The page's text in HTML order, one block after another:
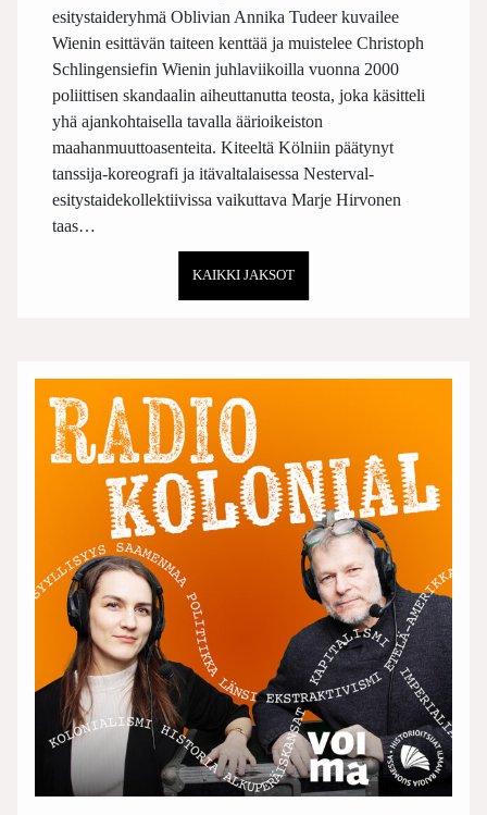
esitystaideryhmä Oblivian Annika Tudeer kuvailee
Wienin esittävän taiteen kenttää ja muistelee Christoph
Schlingensiefin Wienin juhlaviikoilla vuonna 2000
poliittisen skandaalin aiheuttanutta teosta, joka käsitteli
yhä ajankohtaisella tavalla äärioikeiston
maahanmuuttoasenteita. Kiteeltä Kölniin päätynyt
tanssija-koreografi ja itävaltalaisessa Nesterval-
esitystaidekollektiivissa vaikuttava Marje Hirvonen
taas…
KAIKKI JAKSOT